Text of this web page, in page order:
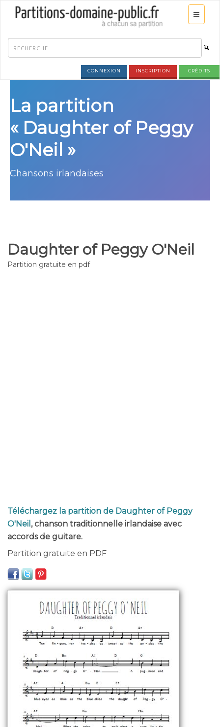
CONNEXION INSCRIPTION CRÉDITS
La partition
« Daughter of Peggy
O'Neil »
Chansons irlandaises
Daughter of Peggy O'Neil
Partition gratuite en pdf
Téléchargez la partition de Daughter of Peggy
O'Neil , chanson traditionnelle irlandaise avec
accords de guitare.
Partition gratuite en PDF